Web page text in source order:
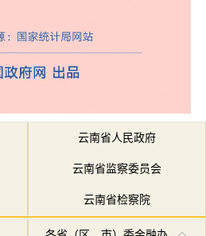
云南省人民政府
云南省监察委员会
云南省检察院